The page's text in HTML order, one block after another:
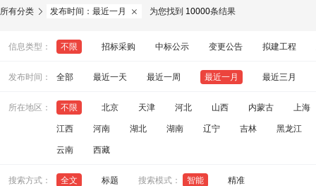
所有分类  发布时间：最近一月  为您找到 10000条结果
信息类型： 不限 招标采购 中标公示 变更公告 拟建工程
发布时间： 全部 最近一天 最近一周 最近一月 最近三月
所在地区： 不限 北京 天津 河北 山西 内蒙古 上海
江西 河南 湖北 湖南 辽宁 吉林 黑龙江
云南 西藏
搜索方式： 全文 标题 搜索模式： 智能 精准